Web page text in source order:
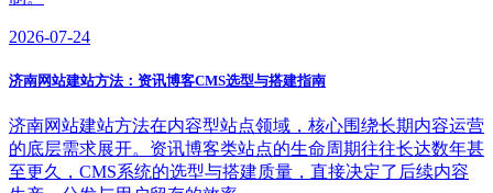
2026-07-24
济南网站建站方法：资讯博客CMS选型与搭建指南
济南网站建站方法在内容型站点领域，核心围绕长期内容运营
的底层需求展开。资讯博客类站点的生命周期往往长达数年甚
至更久，CMS系统的选型与搭建质量，直接决定了后续内容